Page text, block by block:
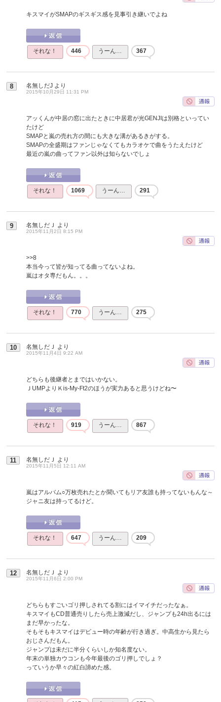
キスマイがSMAPのギスギス感を見事引き継いでよね
それな！ 446 うーん… 367
8 名無しだJ より
2015年10月29日 11:31 PM
アッくんが中居の窓に出たときに中居君が光GENJIは別格といってい
たけど
SMAPと嵐の売れ方の間にも大きな溝があるきがする。
SMAPの全盛期はファンじゃなくてもカラオケで曲をうたえたけど
最近の嵐の曲ってファン以外は知らないでしょ
それな！ 1069 うーん… 291
9 名無しだＪ より
2015年11月2日 8:15 PM
>>8
本当今って皆が知ってる曲ってないよね。
嵐はオタ専だもん。。。
それな！ 770 うーん… 275
10 名無しだＪ より
2015年11月4日 9:22 AM
どちらも後継者とまではいかない。
ＪUMPよりＫis-My-Ft2のほうが実力あると思うけどね〜
それな！ 919 うーん… 867
11 名無しだＪ より
2015年11月5日 12:11 AM
嵐はアルバム○万枚売れたとか聞いてもリア友誰も持ってないもんな～
ジャニ友は持ってるけど。
それな！ 647 うーん… 209
12 名無しだＪ より
2015年11月6日 2:00 PM
どちらもすごいゴリ押しされてる割にはイマイチだったなぁ。
キスマイもCD普通売りしたら売上激減だし、ジャンプも24h出るには
まだ早かったな。
そもそもキスマイはデビュー時の年齢が行き過ぎ。中高生から見たら
おじさんだもん。
ジャンプは未だに半分くらいしか知名度ない。
年末の単独カウコンも今年最後のゴリ押しでしょ？
っていうか早々の紅白諦めた感。